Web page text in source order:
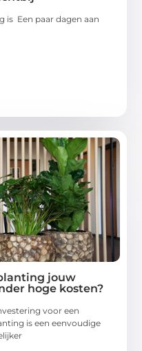
is Een paar dagen aan
jouw
hoge kosten?
voor een
is een eenvoudige